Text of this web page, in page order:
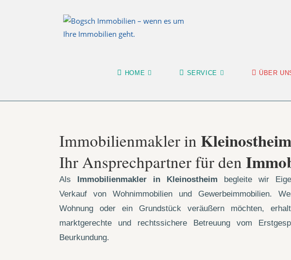
HOME SERVICE ÜBER
Immobilienmakler in Kleinostheim
Ihr Ansprechpartner für den
Als Immobilienmakler in Kleinostheim begleite wir
Verkauf von Wohnimmobilien und Gewerbeimmobilien.
Wohnung oder ein Grundstück veräußern möchten,
marktgerechte und rechtssichere Betreuung vom
Beurkundung.